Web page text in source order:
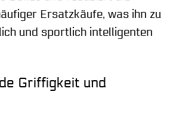
Ersatzkäufe, was ihn zu
und sportlich intelligenten
Griffigkeit und